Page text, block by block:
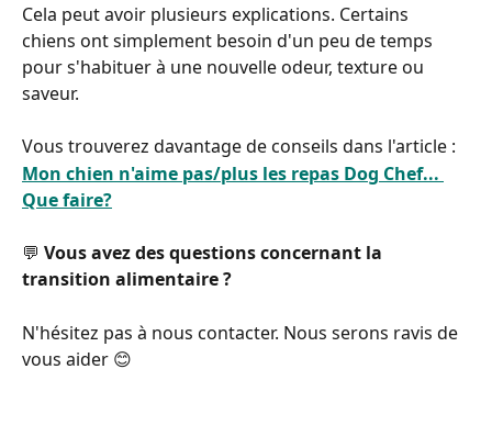
Cela peut avoir plusieurs explications. Certains
chiens ont simplement besoin d'un peu de temps
pour s'habituer à une nouvelle odeur, texture ou
saveur.
Vous trouverez davantage de conseils dans l'article :
Mon chien n'aime pas/plus les repas Dog Chef...
Que faire?
💬 Vous avez des questions concernant la
transition alimentaire ?
N'hésitez pas à nous contacter. Nous serons ravis de
vous aider 😊